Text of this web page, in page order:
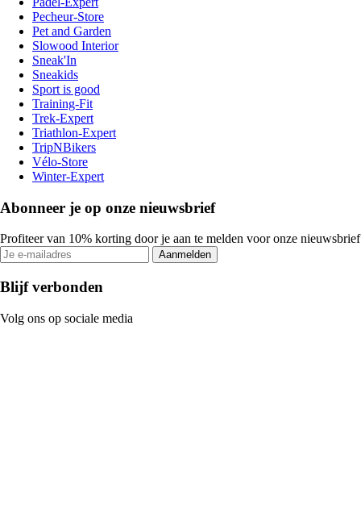
Pecheur-Store
Pet and Garden
Slowood Interior
Sneak'In
Sneakids
Sport is good
Training-Fit
Trek-Expert
Triathlon-Expert
TripNBikers
Vélo-Store
Winter-Expert
Abonneer je op onze nieuwsbrief
Profiteer van 10% korting door je aan te melden voor onze nieuwsbrief
Aanmelden
Blijf verbonden
Volg ons op sociale media